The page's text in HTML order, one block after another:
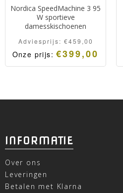
Nordica SpeedMachine 3 95
W sportieve
damesskischoenen
Adviesprijs: €459,00
Onze prijs:€399,00
INFORMATIE
Over ons
Leveringen
Betalen met Klarna